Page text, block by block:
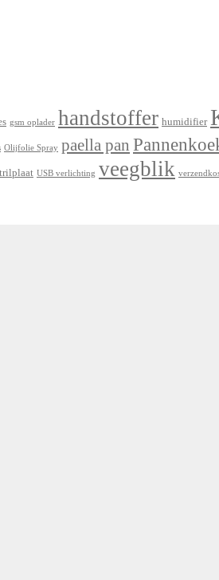
gsm oplader handstoffer humidifier
Olijfolie Spray paella pan
trilplaat USB verlichting veegblik